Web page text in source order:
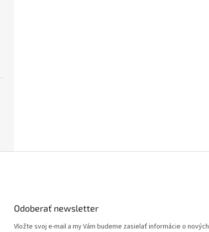
Odoberať newsletter
Vložte svoj e-mail a my Vám budeme zasielať informácie o nových